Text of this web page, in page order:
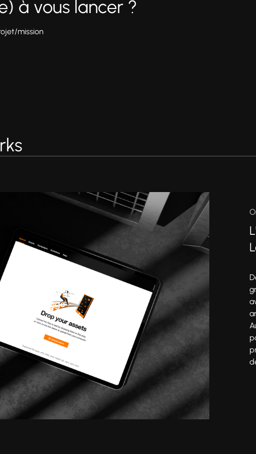
à vous lancer ?
mission
Stratégie
Production
: le cas Orange